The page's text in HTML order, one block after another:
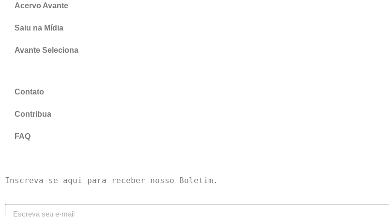
Acervo Avante
Saiu na Mídia
Avante Seleciona
Contato
Contribua
FAQ
Inscreva-se aqui para receber nosso Boletim.